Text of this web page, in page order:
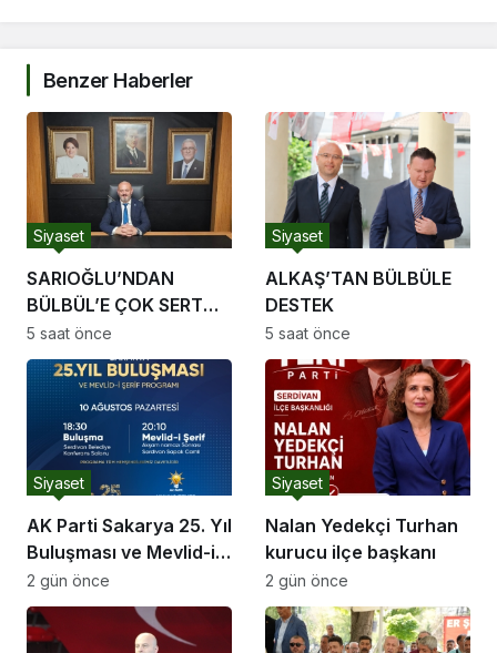
Benzer Haberler
SARIOĞLU’NDAN
BÜLBÜL’E ÇOK SERT
TEPKİ
Siyaset
5 saat önce
ALKAŞ’TAN BÜLBÜLE
DESTEK
Siyaset
5 saat önce
AK Parti Sakarya 25. Yıl
Buluşması ve Mevlid-i
Şerif Programı
Siyaset
2 gün önce
Nalan Yedekçi Turhan
kurucu ilçe başkanı
Siyaset
2 gün önce